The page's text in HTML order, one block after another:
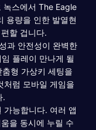
녹스에서 The Eagle
용량을 인한 발열현
할 겁니다.
과 안전성이 완벽한
플레이 만나게 될
형 가상키 세팅을
처럼 모바일 게임을
.
가능합니다. 여러 앱
을 동시에 누릴 수